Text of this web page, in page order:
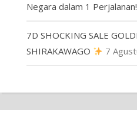
Negara dalam 1 Perjalanan!
7D SHOCKING SALE
SHIRAKAWAGO
7